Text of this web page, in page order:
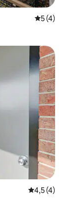
Średnia
5 (4)
Średnia
4,5 (4)